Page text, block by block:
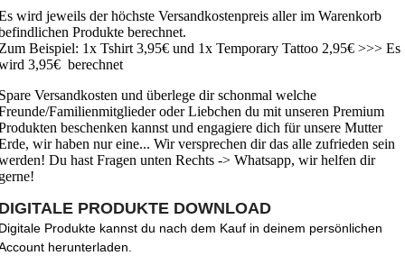
wird jeweils der höchste Versandkostenpreis aller im Warenkorb
Produkte berechnet.
Beispiel: 1x Tshirt 3,95€ und 1x Temporary Tattoo 2,95€ >>> Es
3,95€ berechnet
Versandkosten und überlege dir schonmal welche
Familienmitglieder oder Liebchen du mit unseren Premium
beschenken kannst und engagiere dich für unsere Mutter
wir haben nur eine... Wir versprechen dir das alle zufrieden sein
Du hast Fragen unten Rechts -> Whatsapp, wir helfen dir
PRODUKTE DOWNLOAD
Produkte kannst du nach dem Kauf in deinem persönlichen
herunterladen.